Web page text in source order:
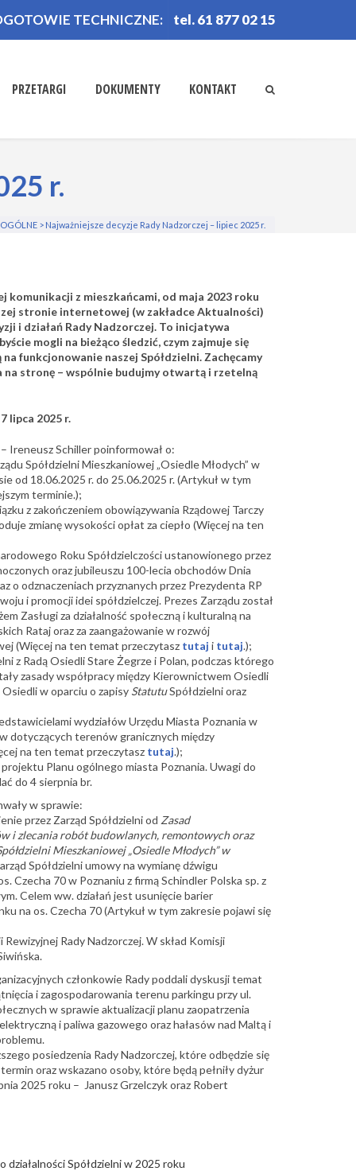
TECHNICZNE: tel. 61 877 02 15
PRZETARGI DOKUMENTY KONTAKT
r.
OGÓLNE > Najważniejsze decyzje Rady Nadzorczej – lipiec 2025 r.
komunikacji z mieszkańcami, od maja 2023 roku
stronie internetowej (w zakładce Aktualności)
i działań Rady Nadzorczej. To inicjatywa
mogli na bieżąco śledzić, czym zajmuje się
na funkcjonowanie naszej Spółdzielni. Zachęcamy
na stronę – wspólnie budujmy otwartą i rzetelną
lipca 2025 r.
Ireneusz Schiller poinformował o:
Spółdzielni Mieszkaniowej „Osiedle Młodych” w
od 18.06.2025 r. do 25.06.2025 r. (Artykuł w tym
terminie.);
z zakończeniem obowiązywania Rządowej Tarczy
zmianę wysokości opłat za ciepło (Więcej na ten
Roku Spółdzielczości ustanowionego przez
oraz jubileuszu 100-lecia obchodów Dnia
o odznaczeniach przyznanych przez Prezydenta RP
i promocji idei spółdzielczej. Prezes Zarządu został
Zasługi za działalność społeczną i kulturalną na
Rataj oraz za zaangażowanie w rozwój
(Więcej na ten temat przeczytasz tutaj i tutaj.);
z Radą Osiedli Stare Żegrze i Polan, podczas którego
zasady współpracy między Kierownictwem Osiedli
w oparciu o zapisy StatutuSpółdzielni oraz
wydziałów Urzędu Miasta Poznania w
dotyczących terenów granicznych między
na ten temat przeczytasz tutaj.);
Planu ogólnego miasta Poznania. Uwagi do
do 4 sierpnia br.
w sprawie:
przez Zarząd Spółdzielni od Zasad
i zlecania robót budowlanych, remontowych oraz
Mieszkaniowej „Osiedle Młodych” w
Spółdzielni umowy na wymianę dźwigu
Czecha 70 w Poznaniu z firmą Schindler Polska sp. z
Celem ww. działań jest usunięcie barier
na os. Czecha 70 (Artykuł w tym zakresie pojawi się
Rewizyjnej Rady Nadzorczej. W skład Komisji
członkowie Rady poddali dyskusji temat
i zagospodarowania terenu parkingu przy ul.
w sprawie aktualizacji planu zaopatrzenia
i paliwa gazowego oraz hałasów nad Maltą i
posiedzenia Rady Nadzorczej, które odbędzie się
oraz wskazano osoby, które będą pełniły dyżur
2025 roku – Janusz Grzelczyk oraz Robert
działalności Spółdzielni w 2025 roku